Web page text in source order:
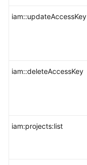
维
用
管
iam::updateAccessKey
iam::deleteAccessKey
iam:projects:list